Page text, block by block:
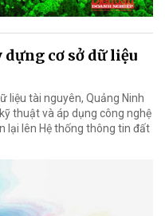
cơ sở dữ liệu
liệu tài nguyên, Quảng Ninh
thuật và áp dụng công nghệ
lại lên Hệ thống thông tin đất